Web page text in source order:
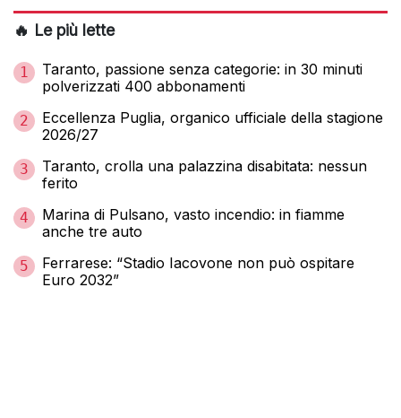
🔥 Le più lette
1
Taranto, passione senza categorie: in 30 minuti
polverizzati 400 abbonamenti
2
Eccellenza Puglia, organico ufficiale della stagione
2026/27
3
Taranto, crolla una palazzina disabitata: nessun
ferito
4
Marina di Pulsano, vasto incendio: in fiamme
anche tre auto
5
Ferrarese: “Stadio Iacovone non può ospitare
Euro 2032”